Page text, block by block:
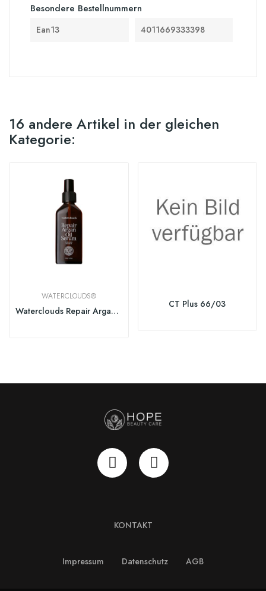
Besondere Bestellnummern
Ean13 4011669333398
16 andere Artikel in der gleichen
Kategorie:
WATERCLOUDS®
Waterclouds Repair Argan Oil Serum 100ml
CT Plus 66/03
KONTAKT
Impressum Datenschutz AGB